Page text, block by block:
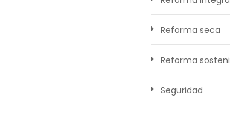
Reforma seca
Reforma
Seguridad